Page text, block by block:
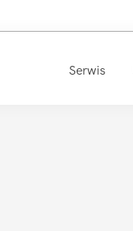
Serwis